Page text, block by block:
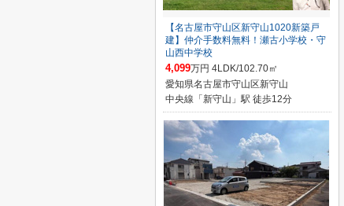
【名古屋市守山区新守山1020新築戸
建】仲介手数料無料！瀬古小学校・守
山西中学校
4,099万円 4LDK/102.70㎡
愛知県名古屋市守山区新守山
中央線「新守山」駅 徒歩12分